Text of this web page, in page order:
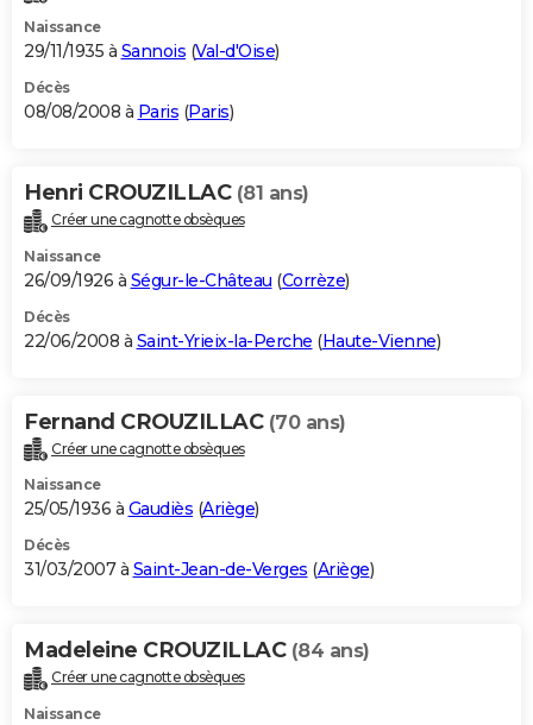
Naissance
29/11/1935 à Sannois (Val-d'Oise)
Décès
08/08/2008 à Paris (Paris)
Henri CROUZILLAC (81 ans)
Créer une cagnotte obsèques
Naissance
26/09/1926 à Ségur-le-Château (Corrèze)
Décès
22/06/2008 à Saint-Yrieix-la-Perche (Haute-Vienne)
Fernand CROUZILLAC (70 ans)
Créer une cagnotte obsèques
Naissance
25/05/1936 à Gaudiès (Ariège)
Décès
31/03/2007 à Saint-Jean-de-Verges (Ariège)
Madeleine CROUZILLAC (84 ans)
Créer une cagnotte obsèques
Naissance